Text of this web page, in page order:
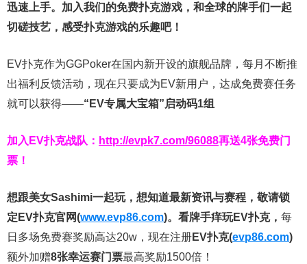
迅速上手。 加入我们的免费扑克游戏，和全球的牌手们一起
切磋技艺，感受扑克游戏的乐趣吧！
EV扑克作为GGPoker在国内新开设的旗舰品牌，每月不断推
出福利反馈活动，现在只要成为EV新用户，达成免费赛任务
就可以获得——“EV专属大宝箱”启动码1组
加入EV扑克战队： http://evpk7.com/96088再送4张免费门
票！
想跟美女Sashimi一起玩， 想知道最新资讯与赛程， 敬请锁
定EV扑克官网(www.evp86.com)。 看牌手痒玩EV扑克， 每
日多场免费赛奖励高达20w，现在注册EV扑克(evp86.com)
额外加赠8张幸运赛门票最高奖励1500倍！